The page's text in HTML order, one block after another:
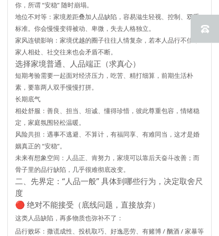
你，所谓 “安稳” 随时崩塌。
地位不对等 ：家境差距叠加人品缺陷，容易滋生轻视、控制、双重
标准。你会慢慢变得被动、卑微，失去人格独立。
家风连锁影响 ：家境优越的圈子往往人情复杂，若本人品行不佳，
家人相处、社交往来也会矛盾不断。
选择家境普通、人品端正（求真心）
短期考验需要一起面对经济压力，吃苦、精打细算，前期生活朴
素，要靠两人双手慢慢打拼。
长期底气
相处舒服 ：善良、担当、坦诚、懂得珍惜，彼此尊重包容，情绪稳
定，家庭氛围轻松温暖。
风险共担 ：遇事不逃避、不算计，有福同享、有难同当，这才是婚
姻真正的 “安稳”。
未来有想象空间 ：人品正、肯努力，家境可以靠后天奋斗改善；而
骨子里的品行缺陷，几乎很难彻底改变。
二、先界定：“人品一般” 具体到哪些行为，决定取舍尺
度
🔴 绝对不能接受（底线问题，直接放弃）
这类人品缺陷，再多物质也弥补不了：
品行败坏：撒谎成性、投机取巧、好逸恶劳、有赌博 / 酗酒 / 家暴等